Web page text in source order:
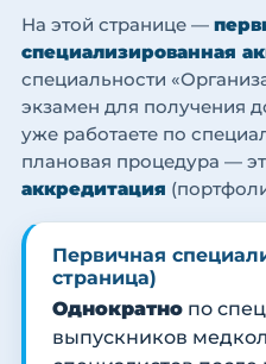
На этой странице —
специализированная
специальности
экзамен для получения
уже работаете по
плановая процедура —
аккредитация
Первичная
страница)
Однократно по
выпускников